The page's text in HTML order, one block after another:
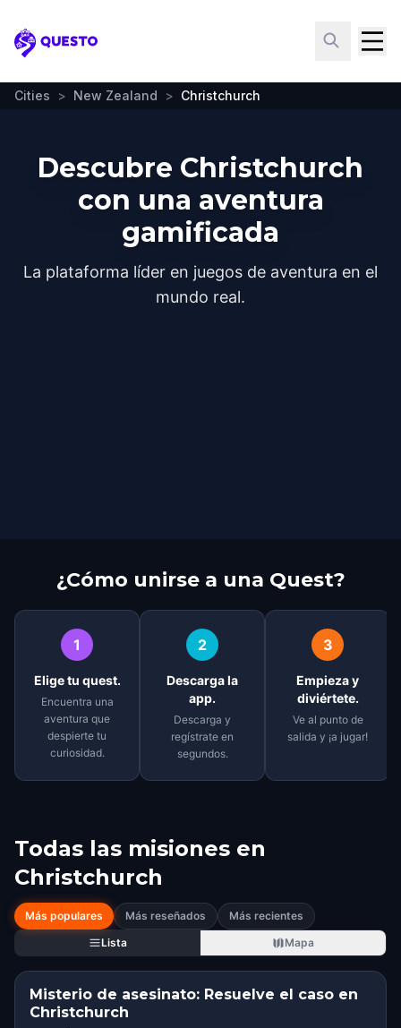
Questo
Cities > New Zealand > Christchurch
Descubre Christchurch
con una aventura
gamificada
La plataforma líder en juegos de aventura en el
mundo real.
¿Cómo unirse a una Quest?
1
Elige tu quest.
Encuentra una
aventura que
despierte tu
curiosidad.
2
Descarga la
app.
Descarga y
regístrate en
segundos.
3
Empieza y
diviértete.
Ve al punto de
salida y ¡a jugar!
Todas las misiones en
Christchurch
Más populares Más reseñados
Más recientes
Lista
Mapa
Misterio de asesinato: Resuelve el caso en
Christchurch